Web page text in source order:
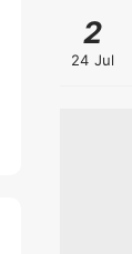
2
24 Jul